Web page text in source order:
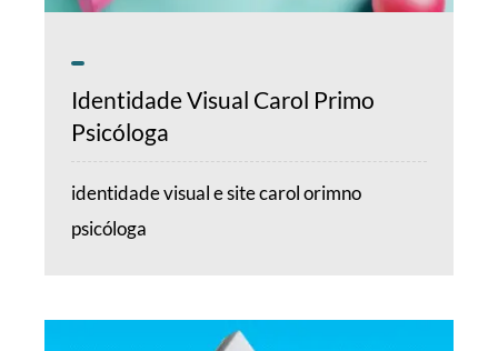
Identidade Visual Carol Primo
Psicóloga
identidade visual e site carol orimno
psicóloga